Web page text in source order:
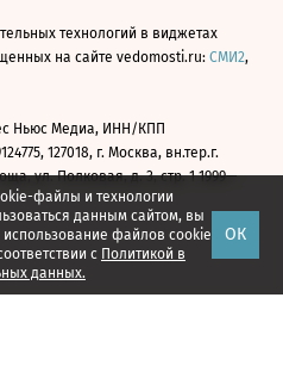
файлы и технологии
данным сайтом, вы
использование файлов cookie
с Политикой в
данных.
ОК
технологий в виджетах
на сайте vedomosti.ru: СМИ2,
Ньюс Медиа, ИНН/КПП
127018, г. Москва, вн.тер.г.
ул. Полковая, д. 3, стр. 1 1999—